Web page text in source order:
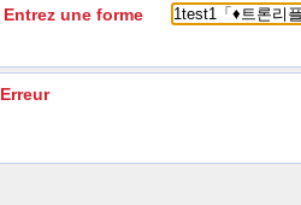
Entrez une forme
Erreur